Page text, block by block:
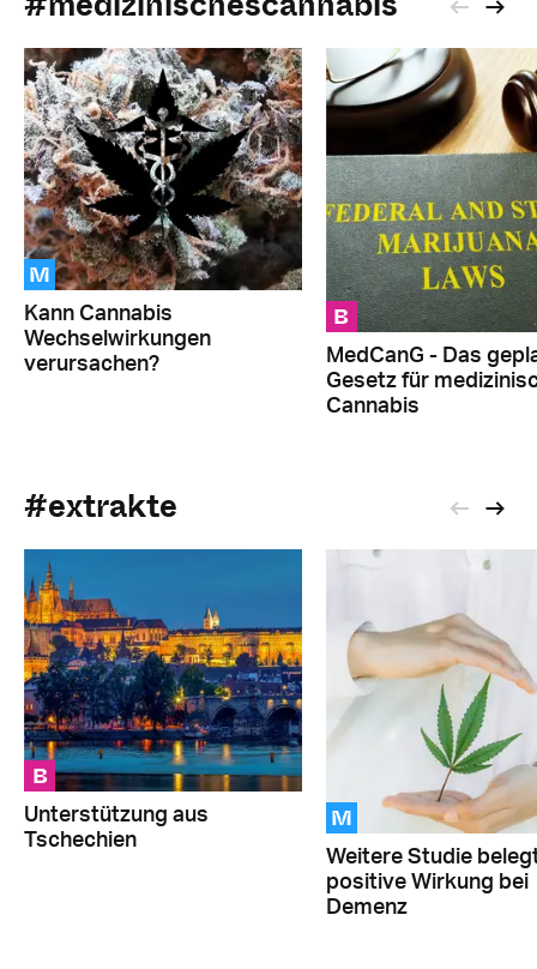
M
Kann Cannabis
Wechselwirkungen
verursachen?
B
MedCanG - Das
Gesetz für
Cannabis
#extrakte
B
Unterstützung aus
Tschechien
M
Weitere Studie
positive Wirkung bei
Demenz